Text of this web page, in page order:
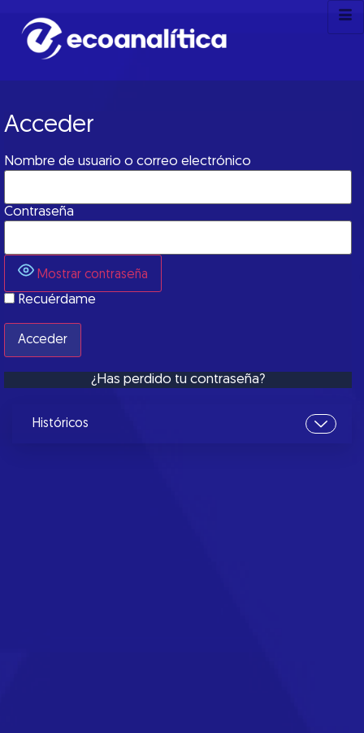
Acceder
Nombre de usuario o correo electrónico
Contraseña
Mostrar contraseña
Recuérdame
¿Has perdido tu contraseña?
Históricos